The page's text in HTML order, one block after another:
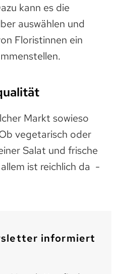
kann es die
auswählen und
Floristinnen ein
Markt sowieso
vegetarisch oder
Salat und frische
ist reichlich da -
informiert